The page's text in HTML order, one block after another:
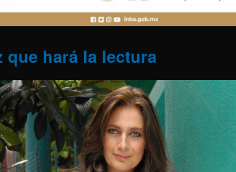
hará la lectura